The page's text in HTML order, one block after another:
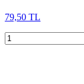
79,50 TL